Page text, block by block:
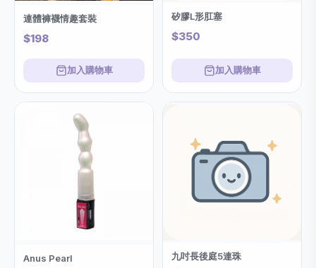
連體褲襪情趣套裝
$198
加入購物車
矽膠L形肛塞
$350
加入購物車
Anus Pearl 九吋長後庭5連珠